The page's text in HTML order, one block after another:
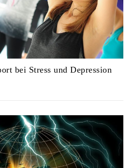
bei Stress und Depression